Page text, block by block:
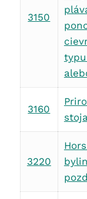
3150
3160
3220